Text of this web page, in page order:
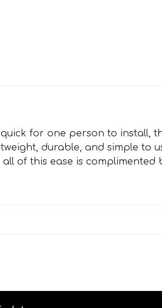
for one person to install,
durable, and simple to
of this ease is